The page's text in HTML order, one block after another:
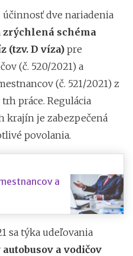
účinnosť dve nariadenia
zrýchlená schéma
(tzv. D víza) pre
(č. 520/2021) a
(č. 521/2021) z
práce. Regulácia
krajín je zabezpečená
povolania.
a
sa týka udeľovania
a vodičov